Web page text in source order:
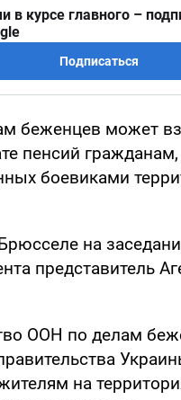
в курсе главного –
Подписаться
беженцев может
пенсий
боевиками
на
представитель
ООН по делам
на